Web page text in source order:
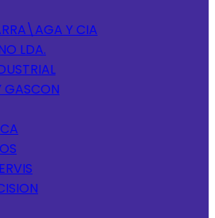
Y CIA
LDA.
GASCON